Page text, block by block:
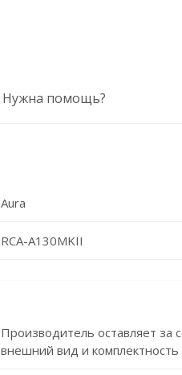
Нужна помощь?
Aura
RCA-A130MKII
Производитель оставляет за
внешний вид и